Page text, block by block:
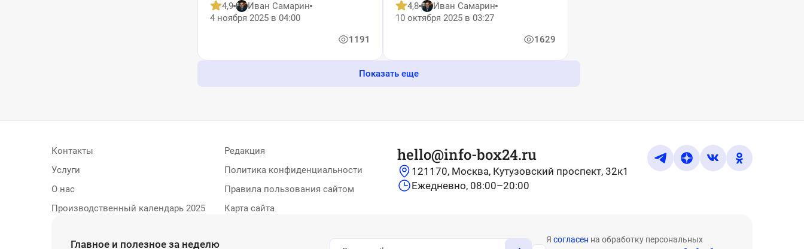
4,9
Иван Самарин
4 ноября 2025 в 04:00
1191
4,8
Иван Самарин
10 октября 2025 в 03:27
1629
Показать еще
Контакты
Редакция
Услуги
Политика конфиденциальности
О нас
Правила пользования сайтом
Производственный календарь 2025
Карта сайта
hello@info-box24.ru
121170, Москва, Кутузовский проспект, 32к1
Ежедневно, 08:00–20:00
Главное и полезное за неделю Я согласен на обработку персональных